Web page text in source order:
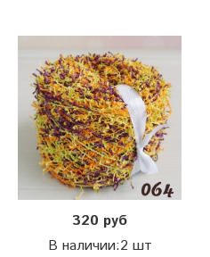
320 руб
В наличии:2 шт